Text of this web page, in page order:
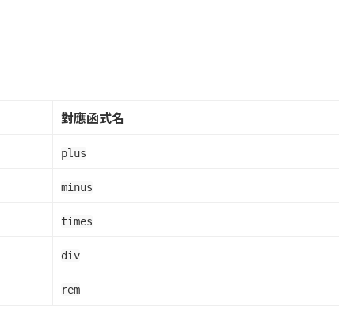
對應函式名
plus
minus
times
div
rem